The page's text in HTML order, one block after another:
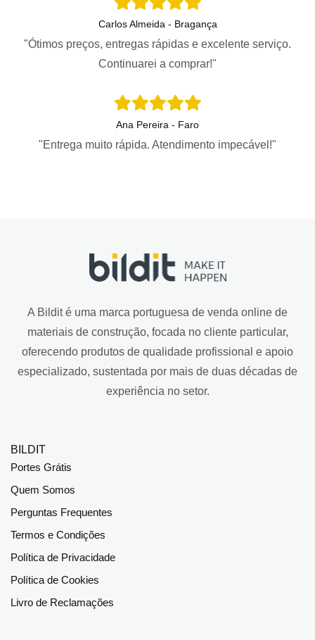
Carlos Almeida - Bragança
"Ótimos preços, entregas rápidas e excelente serviço.
Continuarei a comprar!"
Ana Pereira - Faro
"Entrega muito rápida. Atendimento impecável!"
A Bildit é uma marca portuguesa de venda online de
materiais de construção, focada no cliente particular,
oferecendo produtos de qualidade profissional e apoio
especializado, sustentada por mais de duas décadas de
experiência no setor.
BILDIT
Portes Grátis
Quem Somos
Perguntas Frequentes
Termos e Condições
Política de Privacidade
Política de Cookies
Livro de Reclamações